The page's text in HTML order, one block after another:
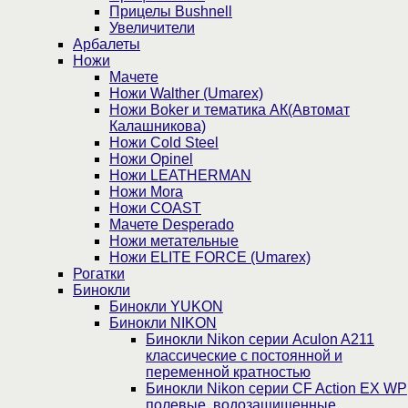
Прицелы Bushnell
Увеличители
Арбалеты
Ножи
Мачете
Ножи Walther (Umarex)
Ножи Boker и тематика АК(Автомат
Калашникова)
Ножи Cold Steel
Ножи Opinel
Ножи LEATHERMAN
Ножи Mora
Ножи COAST
Мачете Desperado
Ножи метательные
Ножи ELITE FORCE (Umarex)
Рогатки
Бинокли
Бинокли YUKON
Бинокли NIKON
Бинокли Nikon серии Aculon A211
классические с постоянной и
переменной кратностью
Бинокли Nikon серии СF Action EX WP